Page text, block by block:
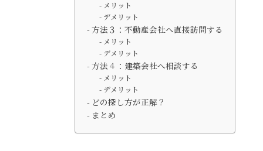
メリット
デメリット
方法３：不動産会社へ直接訪問する
メリット
デメリット
方法４：建築会社へ相談する
メリット
デメリット
どの探し方が正解？
まとめ